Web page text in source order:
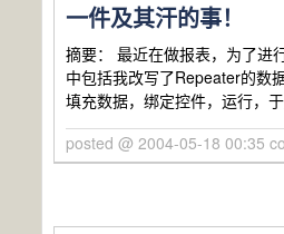
一件及其汗的事！
摘要： 最近在做报表，为了进
中包括我改写了Repeater的数
填充数据，绑定控件，运行，
posted @ 2004-05-18 00:35